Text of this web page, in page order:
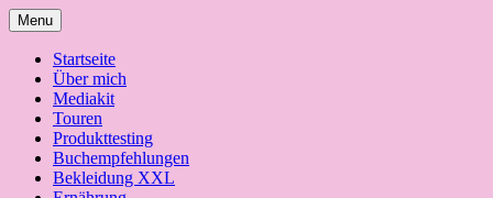
Skip
to
content
Menu
Startseite
Über mich
Mediakit
Touren
Produkttesting
Buchempfehlungen
Bekleidung XXL